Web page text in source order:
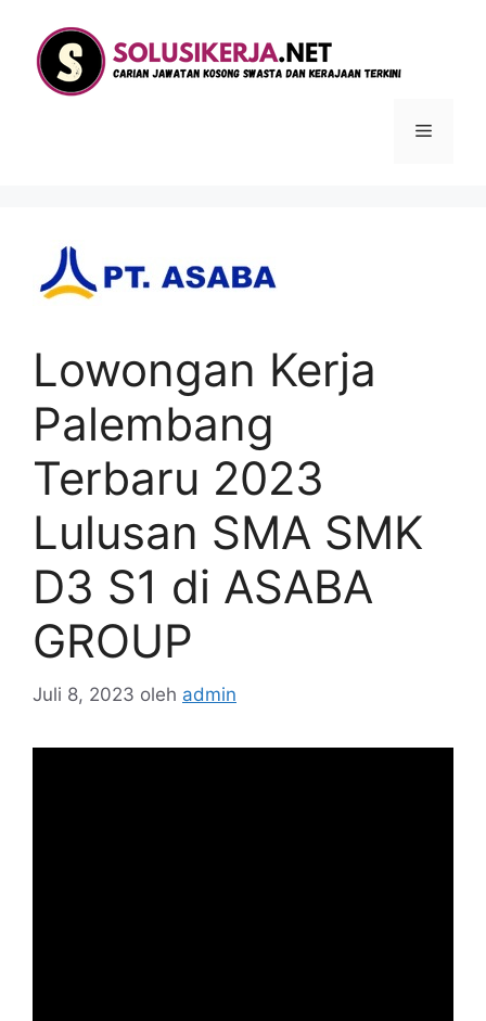
Menu
Lowongan Kerja
Palembang
Terbaru 2023
Lulusan SMA SMK
D3 S1 di ASABA
GROUP
Juli 8, 2023 oleh admin